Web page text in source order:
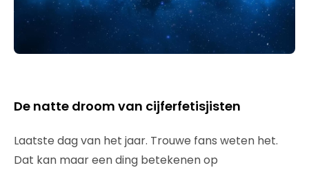
De natte droom van cijferfetisjisten
Laatste dag van het jaar. Trouwe fans weten het.
Dat kan maar een ding betekenen op